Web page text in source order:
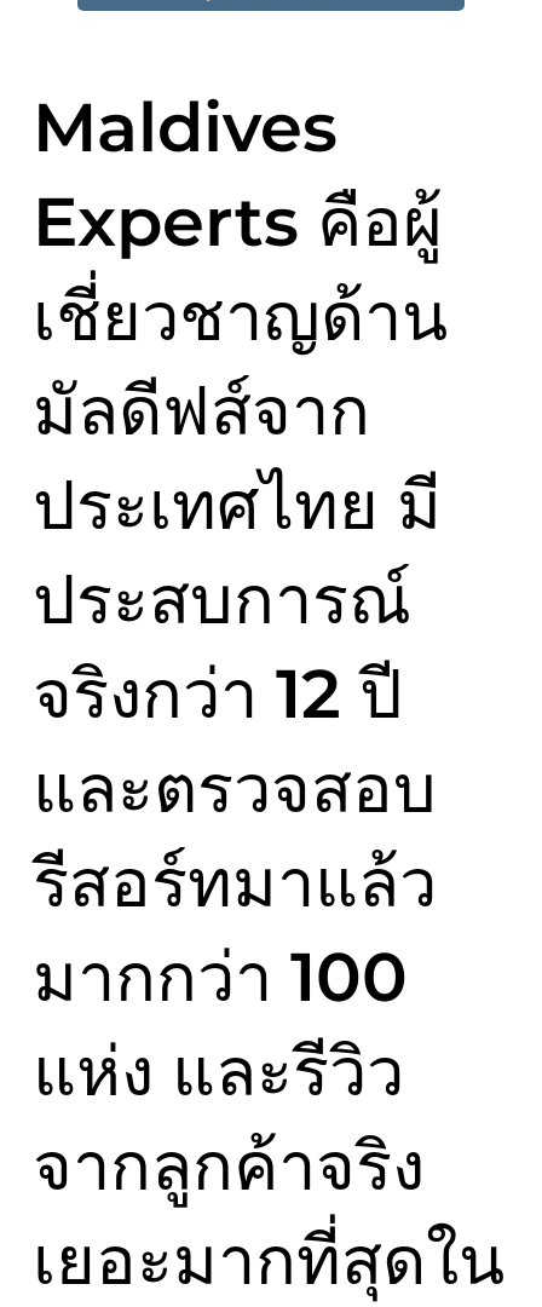
Maldives
Experts คือผู้
เชี่ยวชาญด้าน
มัลดีฟส์จาก
ประเทศไทย มี
ประสบการณ์
จริงกว่า 12 ปี
และตรวจสอบ
รีสอร์ทมาแล้ว
มากกว่า 100
แห่ง และรีวิว
จากลูกค้าจริง
เยอะมากที่สุดใน